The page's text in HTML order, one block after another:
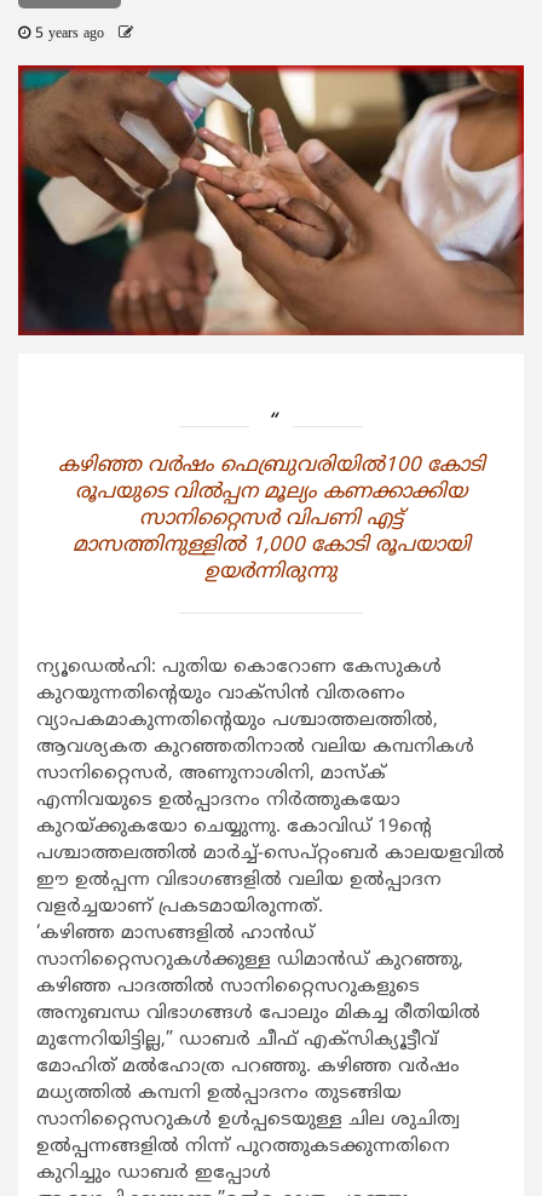
5 years ago
കഴിഞ്ഞ വര്‍ഷം ഫെബ്രുവരിയില്‍100 കോടി
രൂപയുടെ വില്‍പ്പന മൂല്യം കണക്കാക്കിയ
സാനിറ്റൈസര്‍ വിപണി എട്ട്
മാസത്തിനുള്ളില്‍ 1,000 കോടി രൂപയായി
ഉയര്‍ന്നിരുന്നു
ന്യൂഡെല്‍ഹി: പുതിയ കൊറോണ കേസുകള്‍
കുറയുന്നതിന്‍റെയും വാക്സിന്‍ വിതരണം
വ്യാപകമാകുന്നതിന്‍റെയും പശ്ചാത്തലത്തില്‍,
ആവശ്യകത കുറഞ്ഞതിനാല്‍ വലിയ കമ്പനികള്‍
സാനിറ്റൈസര്‍, അണുനാശിനി, മാസ്ക്
എന്നിവയുടെ ഉല്‍പ്പാദനം നിര്‍ത്തുകയോ
കുറയ്ക്കുകയോ ചെയ്യുന്നു. കോവിഡ് 19ന്‍റെ
പശ്ചാത്തലത്തില്‍ മാര്‍ച്ച്-സെപ്റ്റംബര്‍ കാലയളവില്‍
ഈ ഉല്‍പ്പന്ന വിഭാഗങ്ങളില്‍ വലിയ ഉല്‍പ്പാദന
വളര്‍ച്ചയാണ് പ്രകടമായിരുന്നത്.
‘കഴിഞ്ഞ മാസങ്ങളില്‍ ഹാന്‍ഡ്
സാനിറ്റൈസറുകള്‍ക്കുള്ള ഡിമാന്‍ഡ് കുറഞ്ഞു,
കഴിഞ്ഞ പാദത്തില്‍ സാനിറ്റൈസറുകളുടെ
അനുബന്ധ വിഭാഗങ്ങള്‍ പോലും മികച്ച രീതിയില്‍
മുന്നേറിയിട്ടില്ല,” ഡാബര്‍ ചീഫ് എക്സിക്യൂട്ടീവ്
മോഹിത് മല്‍ഹോത്ര പറഞ്ഞു. കഴിഞ്ഞ വര്‍ഷം
മധ്യത്തില്‍ കമ്പനി ഉല്‍പ്പാദനം തുടങ്ങിയ
സാനിറ്റൈസറുകള്‍ ഉള്‍പ്പടെയുള്ള ചില ശുചിത്വ
ഉല്‍പ്പന്നങ്ങളില്‍ നിന്ന് പുറത്തുകടക്കുന്നതിനെ
കുറിച്ചും ഡാബര്‍ ഇപ്പോള്‍